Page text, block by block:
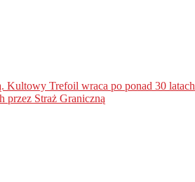
Kultowy Trefoil wraca po ponad 30 latach
przez Straż Graniczną